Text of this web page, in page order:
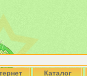
Каталог